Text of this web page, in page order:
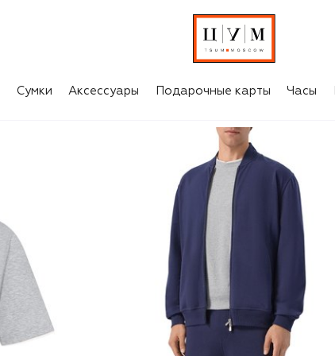
Сумки Аксессуары Подарочные карты Часы